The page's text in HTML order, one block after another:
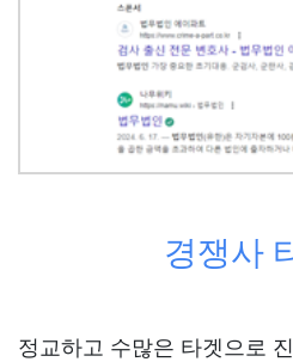
경쟁사
정교하고 수많은 타겟으로